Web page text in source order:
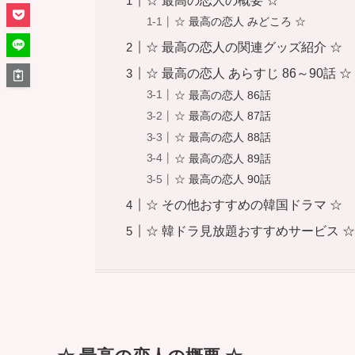
☆ 最高の恋人 みどころ ☆
☆ 最高の恋人の関連グッズ紹介 ☆
☆ 最高の恋人 あらすじ 86～90話 ☆
☆ 最高の恋人 86話
☆ 最高の恋人 87話
☆ 最高の恋人 88話
☆ 最高の恋人 89話
☆ 最高の恋人 90話
☆ その他おすすめの韓国ドラマ ☆
☆ 韓ドラ見放題おすすめサービス ☆